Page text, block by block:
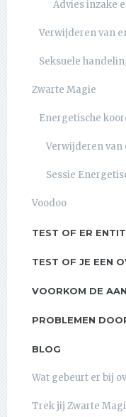
Advies inzake
Verwijderen van
Seksuele
Zwarte Magie
Energetische
Verwijderen
Sessie
Voodoo
TEST OF ER
TEST OF JE EEN
VOORKOM DE
PROBLEMEN
BLOG
Wat gebeurt er bij
Trek jij Zwarte